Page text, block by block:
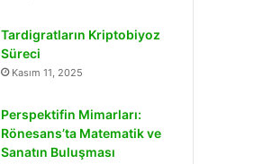
Tardigratların Kriptobiyoz
Süreci
Kasım 11, 2025
Perspektifin Mimarları:
Rönesans’ta Matematik ve
Sanatın Buluşması